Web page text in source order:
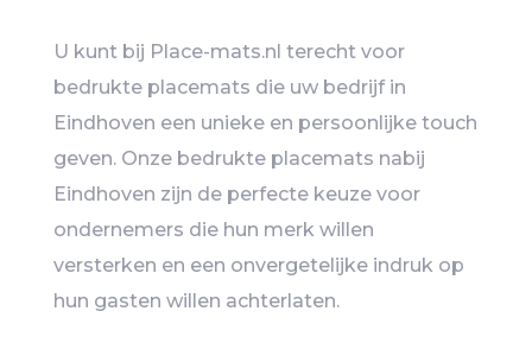
U kunt bij Place-mats.nl terecht voor
bedrukte placemats die uw bedrijf in
Eindhoven een unieke en persoonlijke touch
geven. Onze bedrukte placemats nabij
Eindhoven zijn de perfecte keuze voor
ondernemers die hun merk willen
versterken en een onvergetelijke indruk op
hun gasten willen achterlaten.